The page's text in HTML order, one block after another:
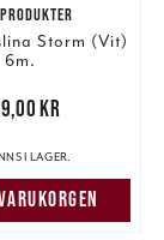
Storm (Vit)
6m.
kr kr
I LAGER.